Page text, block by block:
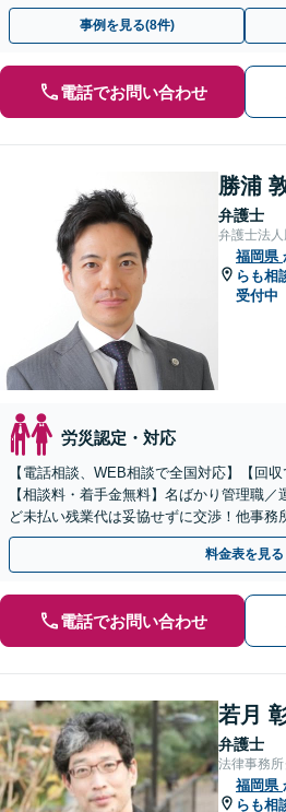
は早めにご相談を！【電話相談可能】
事例を見る(8件)
電話でお問い合わせ
勝浦
弁護士
弁護士法
福岡県
らも相
受付中
労災認定・対応
【電話相談、WEB相談で全国対応】【回収
【相談料・着手金無料】名ばかり管理職
ど未払い残業代は妥協せずに交渉！他事務
ださい。【解決事例が豊富】土曜日も電話
料金表を見る
電話でお問い合わせ
若月
弁護士
法律事務
福岡県
らも相